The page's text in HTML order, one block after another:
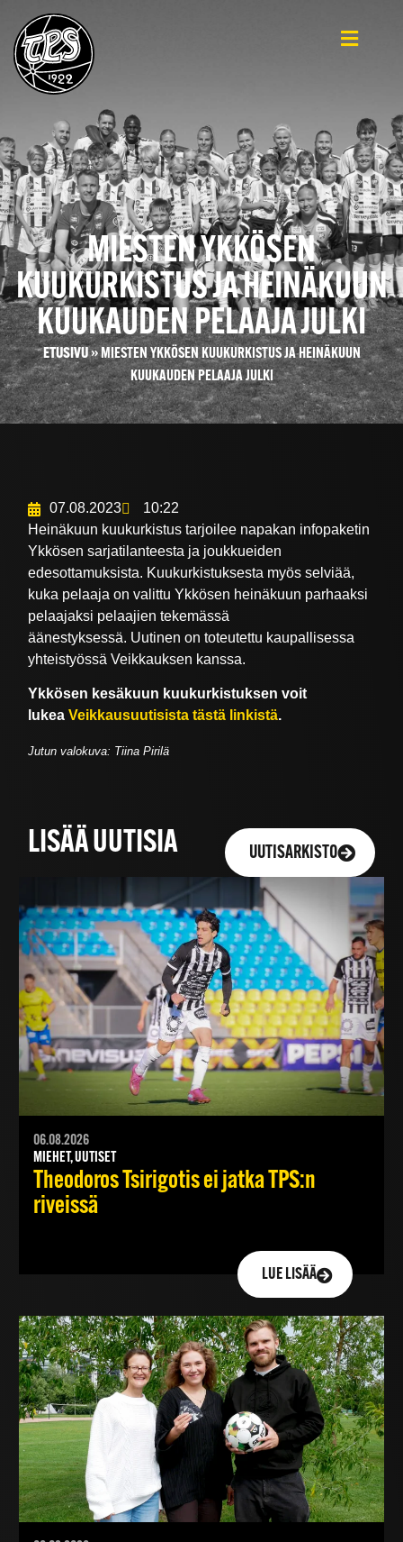
MIESTEN YKKÖSEN
KUUKURKISTUS JA HEINÄKUUN
KUUKAUDEN PELAAJA JULKI
ETUSIVU» MIESTEN YKKÖSEN KUUKURKISTUS JA HEINÄKUUN
KUUKAUDEN PELAAJA JULKI
07.08.2023
10:22
Heinäkuun kuukurkistus tarjoilee napakan infopaketin
Ykkösen sarjatilanteesta ja joukkueiden
edesottamuksista. Kuukurkistuksesta myös selviää,
kuka pelaaja on valittu Ykkösen heinäkuun parhaaksi
pelaajaksi pelaajien tekemässä
äänestyksessä. Uutinen on toteutettu kaupallisessa
yhteistyössä Veikkauksen kanssa.
Ykkösen kesäkuun kuukurkistuksen voit
lukeaVeikkausuutisista tästä linkistä.
Jutun valokuva: Tiina Pirilä
LISÄÄ UUTISIA UUTISARKISTO
06.08.2026
MIEHET, UUTISET
Theodoros Tsirigotis ei jatka TPS:n
riveissä
LUE LISÄÄ